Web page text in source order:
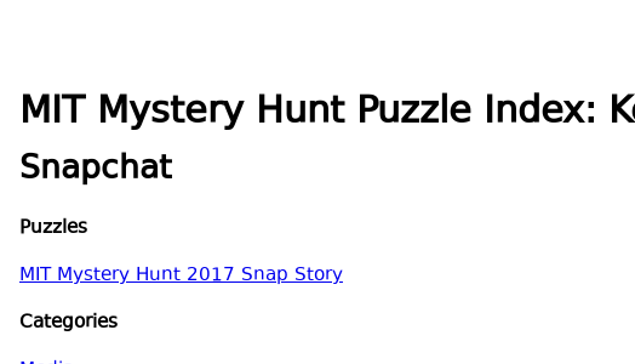
MIT Mystery Hunt Puzzle Index:
Snapchat
Puzzles
MIT Mystery Hunt 2017 Snap Story
Categories